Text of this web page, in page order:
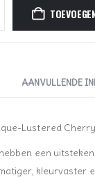
AANVULLENDE
Lustered Cherry
een
kleurvaster